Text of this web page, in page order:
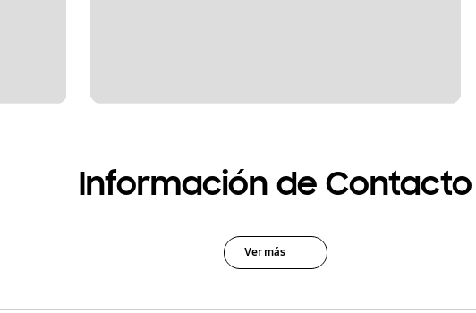
Información de Contacto
Ver más